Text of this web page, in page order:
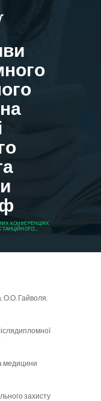
КОНФЕРЕНЦІЯХ
О.О. Гайволя,
медицини
захисту